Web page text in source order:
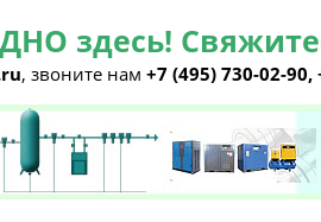
здесь!
, звоните нам +7 (495) 730-02-90,